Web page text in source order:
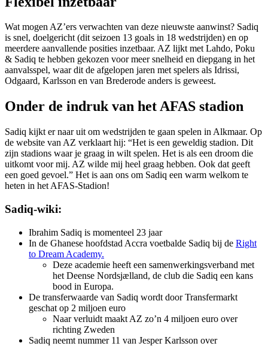
Wat mogen AZ’ers verwachten van deze nieuwste aanwinst? Sadiq
is snel, doelgericht (dit seizoen 13 goals in 18 wedstrijden) en op
meerdere aanvallende posities inzetbaar. AZ lijkt met Lahdo, Poku
& Sadiq te hebben gekozen voor meer snelheid en diepgang in het
aanvalsspel, waar dit de afgelopen jaren met spelers als Idrissi,
Odgaard, Karlsson en van Brederode anders is geweest.
Onder de indruk van het AFAS stadion
Sadiq kijkt er naar uit om wedstrijden te gaan spelen in Alkmaar. Op
de website van AZ verklaart hij: “Het is een geweldig stadion. Dit
zijn stadions waar je graag in wilt spelen. Het is als een droom die
uitkomt voor mij. AZ wilde mij heel graag hebben. Ook dat geeft
een goed gevoel.” Het is aan ons om Sadiq een warm welkom te
heten in het AFAS-Stadion!
Sadiq-wiki:
Ibrahim Sadiq is momenteel 23 jaar
In de Ghanese hoofdstad Accra voetbalde Sadiq bij de Right
to Dream Academy.
Deze academie heeft een samenwerkingsverband met
het Deense Nordsjælland, de club die Sadiq een kans
bood in Europa.
De transferwaarde van Sadiq wordt door Transfermarkt
geschat op 2 miljoen euro
Naar verluidt maakt AZ zo’n 4 miljoen euro over
richting Zweden
Sadiq neemt nummer 11 van Jesper Karlsson over